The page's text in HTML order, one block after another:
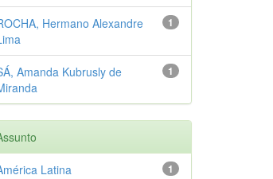
1
Hermano Alexandre
1
Amanda Kubrusly de
1
Latina